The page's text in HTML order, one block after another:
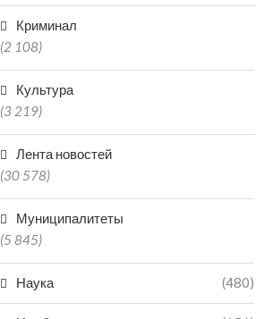
Криминал
(2 108)
Культура
(3 219)
Лента новостей
(30 578)
Муниципалитеты
(5 845)
Наука (480)